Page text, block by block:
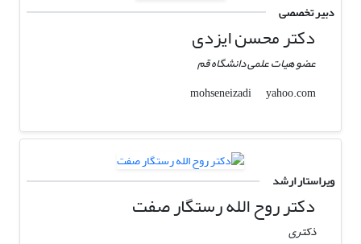
دبیر تخصصی
دکتر محسن ایزدی
عضو هیات علمی دانشگاه قم
mohseneizadi
yahoo.com
ویراستار ارشد
دکتر روح الله رستگار صفت
ذکتری